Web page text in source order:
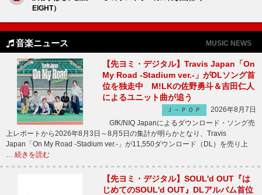
EIGHT）
音楽ニュース MUSIC NEWS
【先ヨミ・デジタル】Travis Japan「On
My Road -Stadium ver.-」がDLソング首
位を独走中 M!LKの佐野勇斗＆吉田仁人
によるユニット曲が追う
Ｊ－ＰＯＰ
2026年8月7日
GfK/NIQ Japanによるダウンロード・ソング売
上レポートから2026年8月3日～8月5日の集計が明らかとなり、Travis
Japan「On My Road -Stadium ver.-」が11,550ダウンロード（DL）を売り上
… 続きを読む
【先ヨミ・デジタル】SOUL'd OUT『は
じめてのSOUL'd OUT』DLアルバム首位